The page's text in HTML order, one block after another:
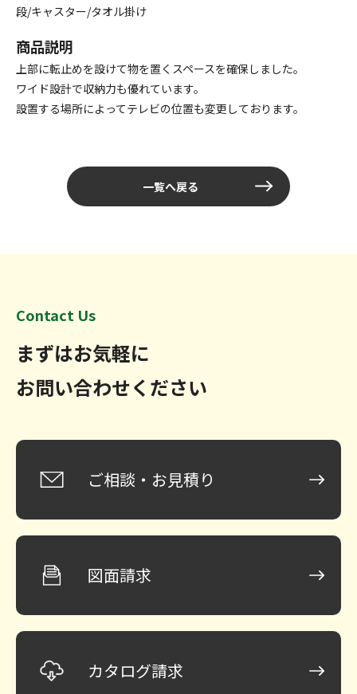
段/キャスター/タオル掛け
商品説明
上部に転止めを設けて物を置くスペースを確保しました。
ワイド設計で収納力も優れています。
設置する場所によってテレビの位置も変更しております。
一覧へ戻る
Contact Us
まずはお気軽に
お問い合わせください
ご相談・お見積り
図面請求
カタログ請求